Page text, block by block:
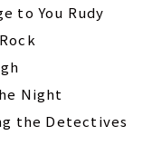
to You Rudy
Night
the Detectives